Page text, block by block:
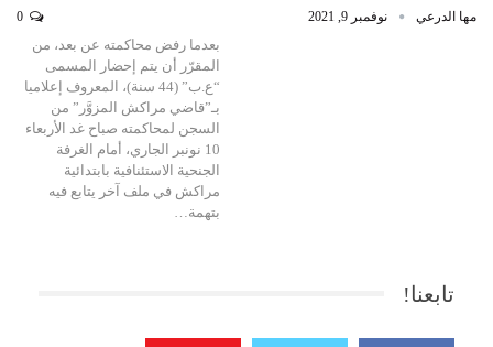
مها الدرعي نوفمبر 9, 2021
بعدما رفض محاكمته عن بعد، من
المقرّر أن يتم إحضار المسمى
“ع.ب” (44 سنة)، المعروف إعلاميا
بـ”قاضي مراكش المزوَّر” من
السجن لمحاكمته صباح غد الأربعاء
10 نونبر الجاري، أمام الغرفة
الجنحية الاستئنافية بابتدائية
مراكش في ملف آخر يتابع فيه
بتهمة…
تابعنا!